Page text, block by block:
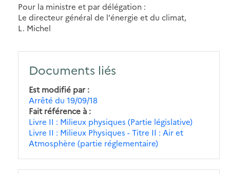
Pour la ministre et par délégation :
Le directeur général de l'énergie et du climat,
L. Michel
Documents liés
Est modifié par
Arrêté du 19/09/18
Fait référence à
Livre II : Milieux physiques (Partie législative)
Livre II : Milieux Physiques - Titre II : Air et
Atmosphère (partie réglementaire)